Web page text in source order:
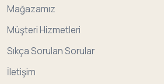
Mağazamız
Müşteri Hizmetleri
Sıkça Sorulan Sorular
İletişim